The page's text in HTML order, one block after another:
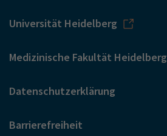
Universität Heidelberg
Medizinische Fakultät Heidelberg
Datenschutzerklärung
Barrierefreiheit